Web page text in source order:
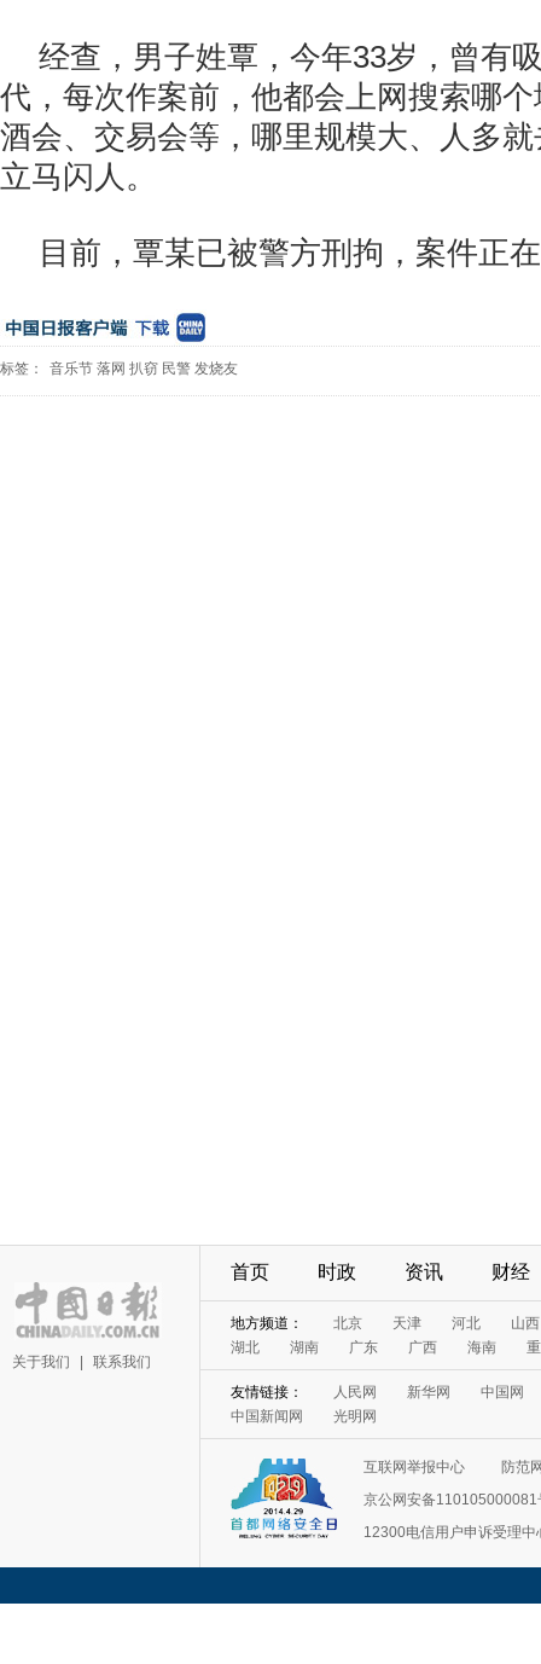
经查，男子姓覃，今年33岁，曾有
代，每次作案前，他都会上网搜索哪
酒会、交易会等，哪里规模大、人多
立马闪人。
目前，覃某已被警方刑拘，案件正
标签： 音乐节 落网 扒窃 民警 发烧友
关于我们 联系我们
首页 时政 资讯 财经
地方频道： 北京 天津 河北
山西
湖北
湖南 广东 广西 海南
友情链接： 人民网 新华网
中国网
中国新闻网
光明网
互联网举报中心
防范
京公网安备110105000081
12300电信用户申诉受理中